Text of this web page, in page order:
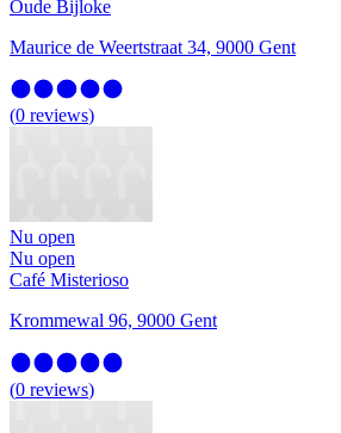
Oude Bijloke
Maurice de Weertstraat 34, 9000 Gent
(0 reviews)
Nu open
Nu open
Café Misterioso
Krommewal 96, 9000 Gent
(0 reviews)